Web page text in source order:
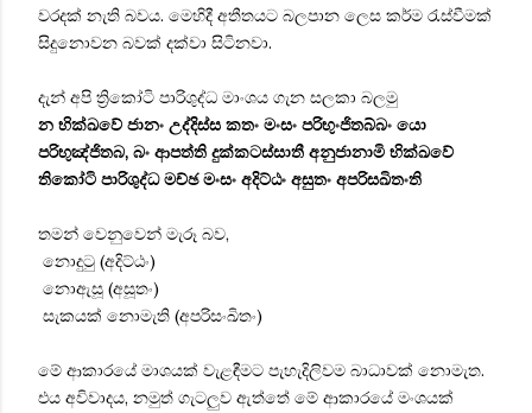
වරදක් නැති බවය. මෙහිදී අතීතයට බලපාන ලෙස කර්ම රැස්වීමක්
සිදුනොවන බවක් දක්වා සිටිනවා.
දැන් අපි ත්‍රිකෝටි පාරිශුද්ධ මාංශය ගැන සලකා බලමු
න භික්ඛවේ ජානං උද්දිස්ස කතං මංසං පරිභුංජිතබ්බං යො
පරිභුඤ්ජිතබ, බං ආපත්ති දුක්කටස්සාතී අනුජානාමි භික්ඛවේ
තිකෝටි පාරිශුද්ධ මච්ඡ මංසං අදිට්ඨං අසුතං අපරිසඛිතංති
තමන් වෙනුවෙන් මැරූ බව,
නොදුටු (අදිට්ඨං)
නොඇසූ (අසූතං)
සැකයක් නොමැති (අපරිසංඛිතං)
මේ ආකාරයේ මාශයක් වැළඳීමට පැහැදිලිවම බාධාවක් නොමැත.
එය අවිවාදය, නමුත් ගැටලුව ඇත්තේ මේ ආකාරයේ මංශයක්